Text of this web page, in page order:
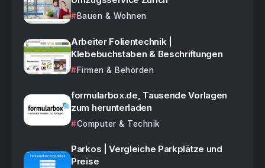
Bauen & Wohnen
Arbeiter Folientechnik |
Klebebuchstaben & Beschriftungen
Firmen & Behörden
formularbox.de, Tausende Vorlagen
zum herunterladen
Computer & Technik
Parkos | Vergleiche Parkplätze und
Preise